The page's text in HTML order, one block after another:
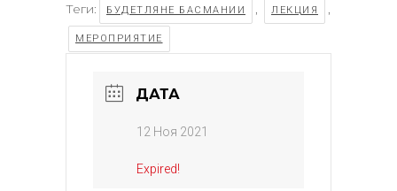
Теги: БУДЕТЛЯНЕ БАСМАНИИ , ЛЕКЦИЯ ,
МЕРОПРИЯТИЕ
ДАТА
12 Ноя 2021
Expired!